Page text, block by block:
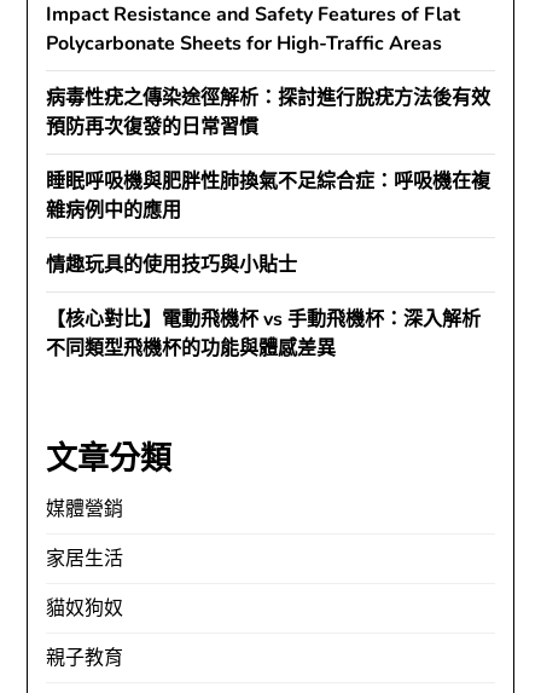
Impact Resistance and Safety Features of Flat
Polycarbonate Sheets for High-Traffic Areas
病毒性疣之傳染途徑解析：探討進行脫疣方法後有效
預防再次復發的日常習慣
睡眠呼吸機與肥胖性肺換氣不足綜合症：呼吸機在複
雜病例中的應用
情趣玩具的使用技巧與小貼士
【核心對比】電動飛機杯 vs 手動飛機杯：深入解析
不同類型飛機杯的功能與體感差異
文章分類
媒體營銷
家居生活
貓奴狗奴
親子教育